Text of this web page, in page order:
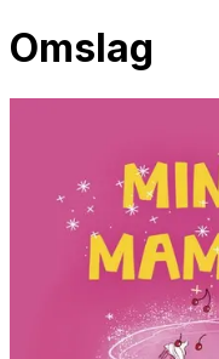
Omslag